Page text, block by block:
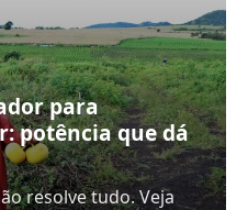
para
potência que dá
resolve tudo. Veja